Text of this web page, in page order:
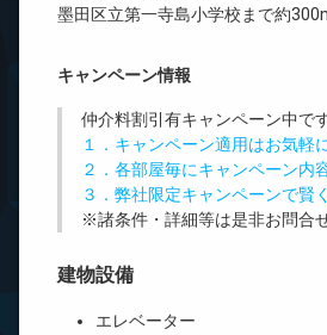
墨田区立第一寺島小学校まで約
キャンペーン情報
仲介料割引有キャンペーン中です
１．キャンペーン適用はお気軽
２．各部屋毎にキャンペーン内
３．弊社限定キャンペーンで賢
※諸条件・詳細等は是非お問合
建物設備
エレベーター